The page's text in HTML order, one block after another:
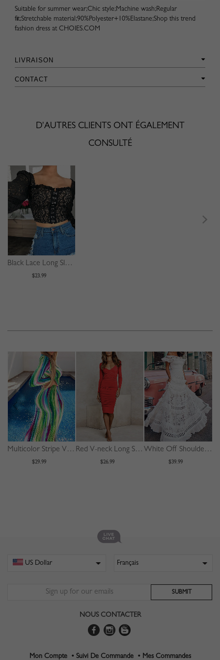
Suitable for summer wear;Chic style;Machine wash;Regular
fit;Stretchable material;90%Polyester+10%Elastane;Shop this trend
fashion dress at CHOIES.COM
LIVRAISON
CONTACT
D'AUTRES CLIENTS ONT ÉGALEMENT
CONSULTÉ
Black Lace Long Sleeve Crop Top
$23.99
Multicolor Stripe V-neck Long Sleeve Maxi Dress
$29.99
Red V-neck Long Sleeve Bodycon Dress
$26.99
White Off Shoulder Ruffle Trim Maxi Dress
$39.99
NOUS CONTACTER
Mon Compte • Suivi De Commande • Mes Commandes